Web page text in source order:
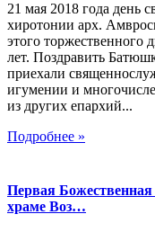
21 мая 2018 года день
хиротонии арх.
этого торжественного
лет. Поздравить
приехали
игумении и
из других епархий...
Подробнее »
Первая Божественная
храме Воз…